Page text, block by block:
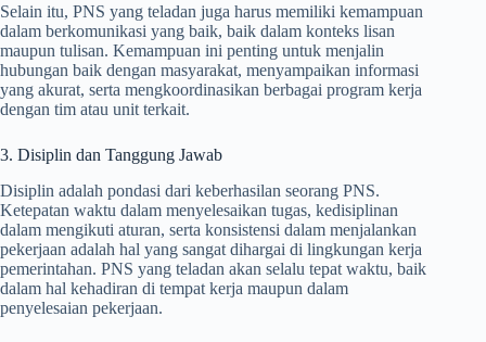
Selain itu, PNS yang teladan juga harus memiliki kemampuan
dalam berkomunikasi yang baik, baik dalam konteks lisan
maupun tulisan. Kemampuan ini penting untuk menjalin
hubungan baik dengan masyarakat, menyampaikan informasi
yang akurat, serta mengkoordinasikan berbagai program kerja
dengan tim atau unit terkait.
3. Disiplin dan Tanggung Jawab
Disiplin adalah pondasi dari keberhasilan seorang PNS.
Ketepatan waktu dalam menyelesaikan tugas, kedisiplinan
dalam mengikuti aturan, serta konsistensi dalam menjalankan
pekerjaan adalah hal yang sangat dihargai di lingkungan kerja
pemerintahan. PNS yang teladan akan selalu tepat waktu, baik
dalam hal kehadiran di tempat kerja maupun dalam
penyelesaian pekerjaan.